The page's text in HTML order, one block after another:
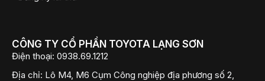
CÔNG TY CỔ PHẦN TOYOTA LẠNG SƠN
Điện thoại: 0938.69.1212
Địa chỉ: Lô M4, M6 Cụm Công nghiệp địa phương số 2,